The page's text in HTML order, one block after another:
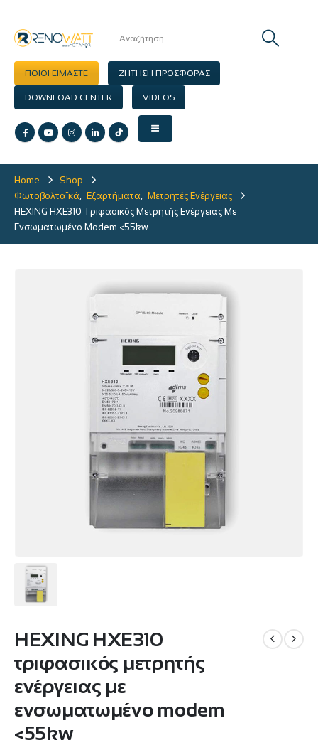
ΠΟΙΟΙ ΕΙΜΑΣΤΕ ΖΗΤΗΣΗ ΠΡΟΣΦΟΡΑΣ
DOWNLOAD CENTER VIDEOS
Home
Shop
Φωτοβολταϊκά
Εξαρτήματα
Μετρητές Ενέργειας
HEXING HXE310 Τριφασικός Μετρητής Ενέργειας Με
Ενσωματωμένο Modem <55kw
HEXING HXE310
τριφασικός μετρητής
ενέργειας με
ενσωματωμένο modem
<55kw